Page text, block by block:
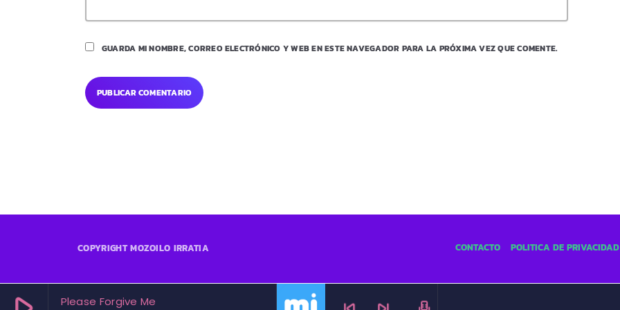
Please Forgive Me
GUARDA MI NOMBRE, CORREO ELECTRÓNICO Y WEB EN ESTE NAVEGADOR PARA LA PRÓXIMA VEZ QUE COMENTE.
COPYRIGHT MOZOILO IRRATIA CONTACTO POLÍTICA DE PRIVACIDAD